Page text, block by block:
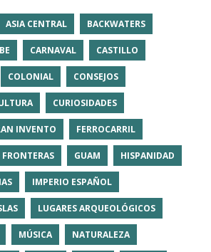
ASIA CENTRAL BACKWATERS
CARNAVAL CASTILLO
COLONIAL CONSEJOS
CURIOSIDADES
INVENTO FERROCARRIL
FRONTERAS GUAM HISPANIDAD
IMPERIO ESPAÑOL
LUGARES ARQUEOLÓGICOS
MÚSICA NATURALEZA